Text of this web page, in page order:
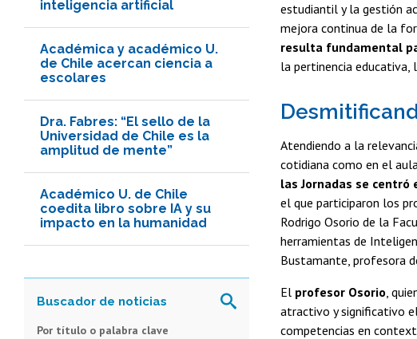
inteligencia artificial
Académica y académico U.
de Chile acercan ciencia a
escolares
Dra. Fabres: “El sello de la
Universidad de Chile es la
amplitud de mente”
Académico U. de Chile
coedita libro sobre IA y su
impacto en la humanidad
estudiantil y la gestión
mejora continua de la
resulta fundamental
la pertinencia educativa,
Atendiendo a la
cotidiana como en el
las Jornadas se centró
el que participaron los
Rodrigo Osorio de la
herramientas de
Bustamante, profesora
El profesor Osorio ,
atractivo y significativo
competencias en
Por título o palabra clave